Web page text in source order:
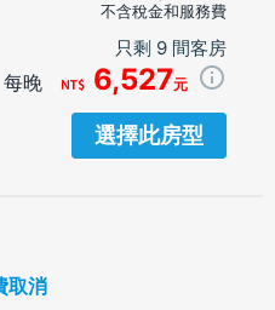
不含稅金和服務費
只剩 9 間客房
每晚 6,527元
選擇此房型
取消